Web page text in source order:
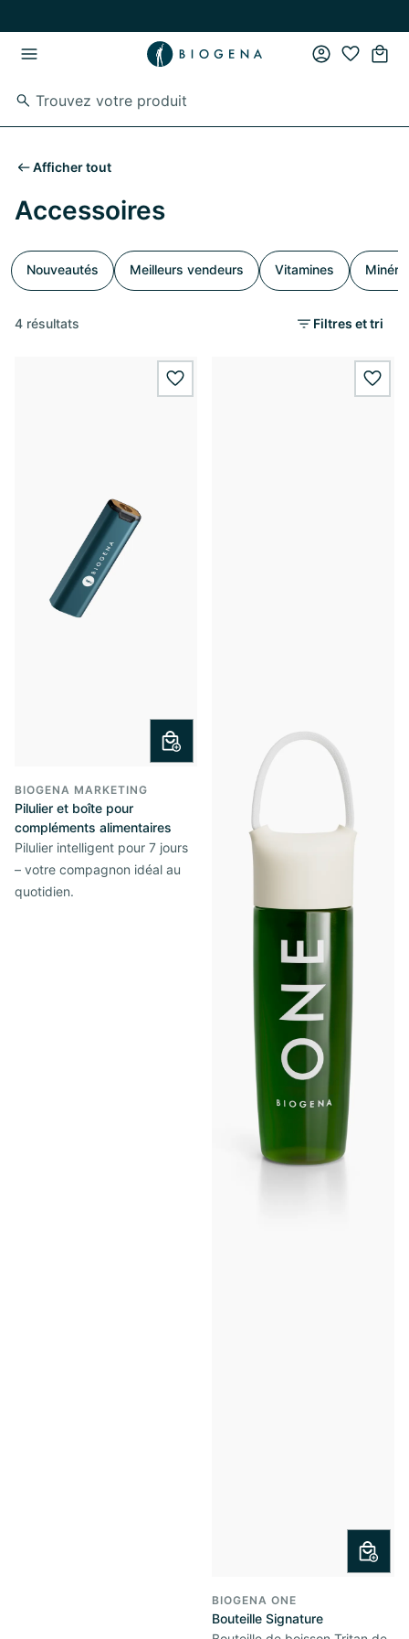
Afficher tout
Accessoires
Nouveautés Meilleurs vendeurs Vitamines
4 résultats Filtres et tri
wishlist.add
BIOGENA MARKETING
Pilulier et boîte pour
compléments alimentaires
Pilulier intelligent pour 7 jours
– votre compagnon idéal au
quotidien.
BIOGENA ONE
Bouteille Signature